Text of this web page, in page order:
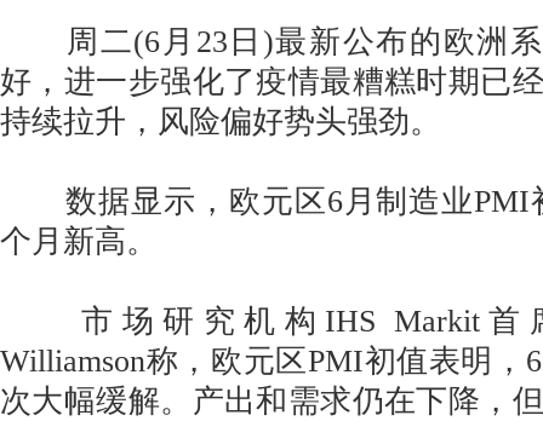
周二(6月23日)最新公布的欧洲系
好，进一步强化了疫情最糟糕时期已
持续拉升，风险偏好势头强劲。
数据显示，欧元区6月制造业PMI
个月新高。
市场研究机构IHS Markit首
Williamson称，欧元区PMI初值表明，
次大幅缓解。产出和需求仍在下降，